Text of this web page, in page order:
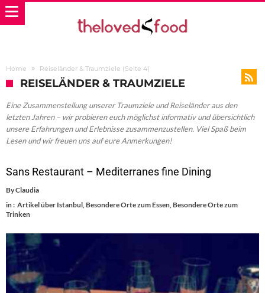
Home Reiseländer & Traumziele (Seite 4)
REISELÄNDER & TRAUMZIELE
Eine Zusammenstellung unserer Traumziele und Reiseländer aus den
letzten Jahren – wir probieren euch möglichst informativ und übersichtlich
unsere Erfahrungen und Erlebnisse zusammenzustellen. Viel Spaß beim
Lesen und wir freuen uns auf eure Anmerkungen!
Sans Restaurant – Mediterranes fine Dining
ByClaudia
in : Artikel über Istanbul,Besondere Orte zum Essen,Besondere Orte zum
Trinken